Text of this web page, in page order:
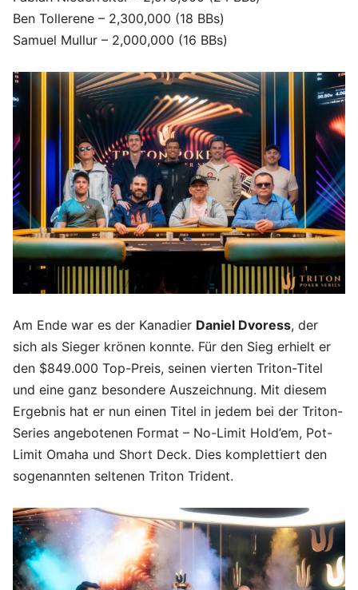
Ben Tollerene – 2,300,000 (18 BBs)
Samuel Mullur – 2,000,000 (16 BBs)
Am Ende war es der Kanadier Daniel Dvoress, der
sich als Sieger krönen konnte. Für den Sieg erhielt er
den $849.000 Top-Preis, seinen vierten Triton-Titel
und eine ganz besondere Auszeichnung. Mit diesem
Ergebnis hat er nun einen Titel in jedem bei der Triton-
Series angebotenen Format – No-Limit Hold’em, Pot-
Limit Omaha und Short Deck. Dies komplettiert den
sogenannten seltenen Triton Trident.